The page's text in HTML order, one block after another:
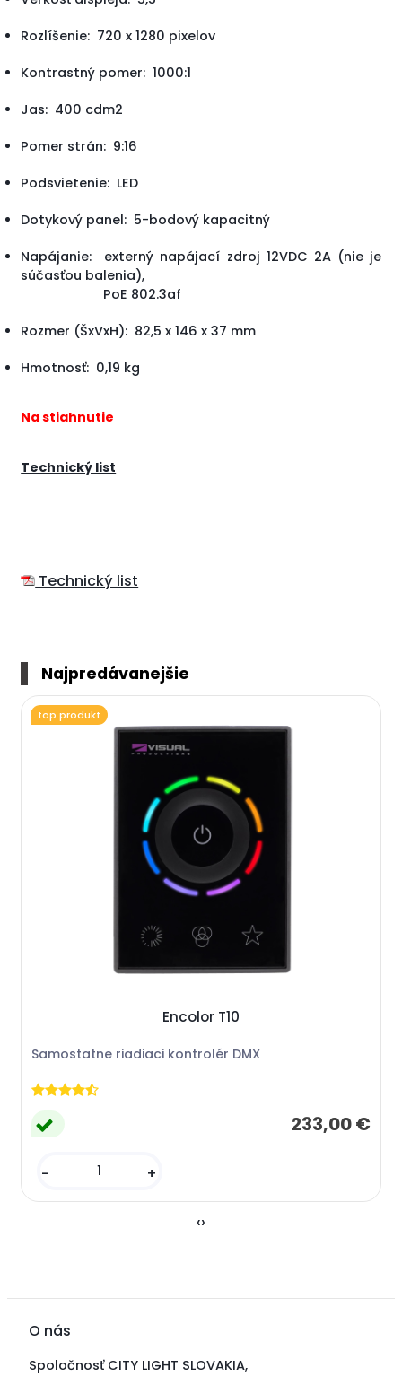
Rozlíšenie: 720 x 1280 pixelov
Kontrastný pomer: 1000:1
Jas: 400 cdm2
Pomer strán: 9:16
Podsvietenie: LED
Dotykový panel: 5-bodový kapacitný
Napájanie: externý napájací zdroj 12VDC 2A (nie je
súčasťou balenia),
PoE 802.3af
Rozmer (ŠxVxH): 82,5 x 146 x 37 mm
Hmotnosť: 0,19 kg
Na stiahnutie
Technický list
Technický list
Najpredávanejšie
Encolor T10
Samostatne riadiaci kontrolér DMX
233,00 €
- +
top produkt
‹›
O nás
Spoločnosť CITY LIGHT SLOVAKIA,